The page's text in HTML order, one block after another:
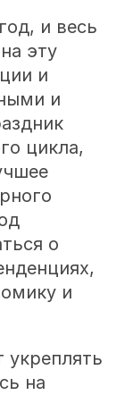
и весь
эту
и
и
цикла,
о
и
на